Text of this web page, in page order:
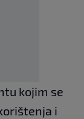
kojim se
i